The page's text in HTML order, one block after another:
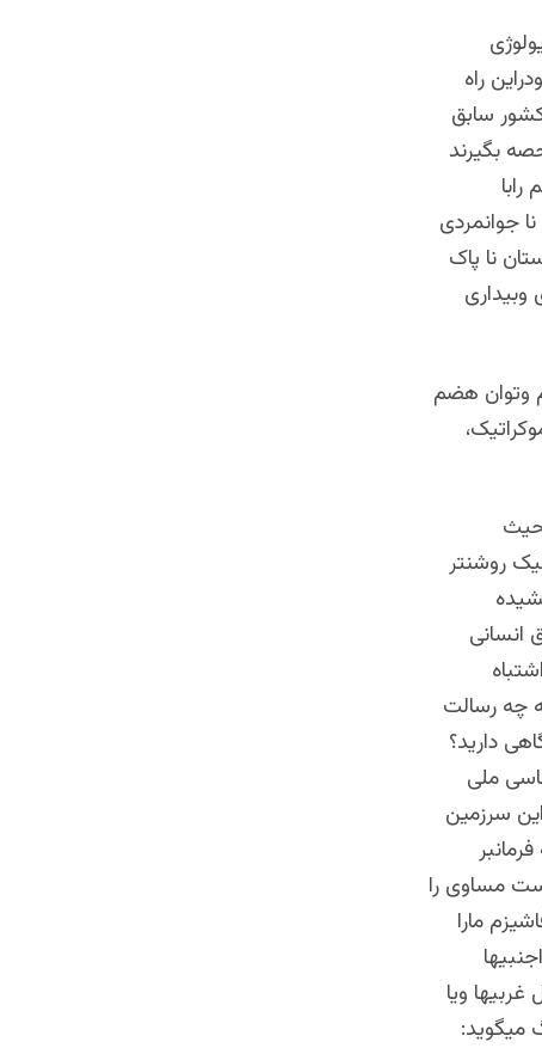
راه
سابق
بگیرند
جوانمردی
نا پاک
وبیداری
وتوان هضم
روشنتر
چه رسالت
دارید؟
ملی
سرزمین
مساوی را
مارا
ویا
میگوید: